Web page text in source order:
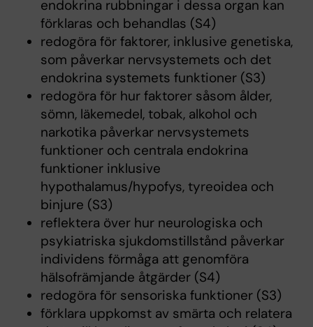
endokrina rubbningar i dessa organ kan
förklaras och behandlas (S4)
redogöra för faktorer, inklusive genetiska,
som påverkar nervsystemets och det
endokrina systemets funktioner (S3)
redogöra för hur faktorer såsom ålder,
sömn, läkemedel, tobak, alkohol och
narkotika påverkar nervsystemets
funktioner och centrala endokrina
funktioner inklusive
hypothalamus/hypofys, tyreoidea och
binjure (S3)
reflektera över hur neurologiska och
psykiatriska sjukdomstillstånd påverkar
individens förmåga att genomföra
hälsofrämjande åtgärder (S4)
redogöra för sensoriska funktioner (S3)
förklara uppkomst av smärta och relatera